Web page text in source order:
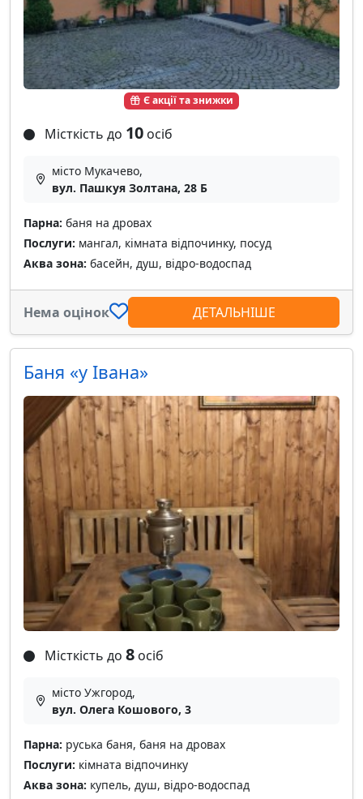
Є акції та знижки
Місткість до 10 осіб
місто Мукачево,
вул. Пашкуя Золтана, 28 Б
Парна: баня на дровах
Послуги: мангал, кімната відпочинку, посуд
Аква зона: басейн, душ, відро-водоспад
Нема оцінок ДЕТАЛЬНІШЕ
Баня «у Івана»
Місткість до 8 осіб
місто Ужгород,
вул. Олега Кошового, 3
Парна: руська баня, баня на дровах
Послуги: кімната відпочинку
Аква зона: купель, душ, відро-водоспад